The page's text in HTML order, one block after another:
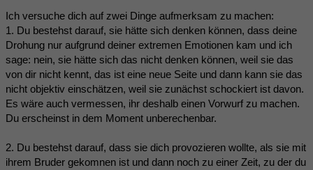
Ich versuche dich auf zwei Dinge aufmerksam zu machen:
1. Du bestehst darauf, sie hätte sich denken können, dass deine
Drohung nur aufgrund deiner extremen Emotionen kam und ich
sage: nein, sie hätte sich das nicht denken können, weil sie das
von dir nicht kennt, das ist eine neue Seite und dann kann sie das
nicht objektiv einschätzen, weil sie zunächst schockiert ist davon.
Es wäre auch vermessen, ihr deshalb einen Vorwurf zu machen.
Du erscheinst in dem Moment unberechenbar.
2. Du bestehst darauf, dass sie dich provozieren wollte, als sie mit
ihrem Bruder gekomnen ist und dann noch zu einer Zeit, zu der du